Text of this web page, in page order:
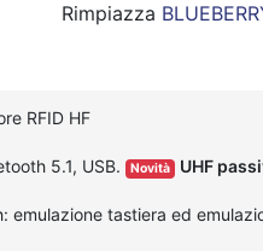
Rimpiazza
RFID HF
5.1, USB. Novità UHF
emulazione tastiera ed